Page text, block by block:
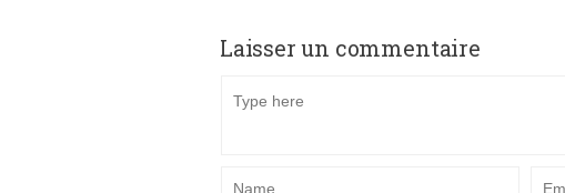
Laisser un commentaire